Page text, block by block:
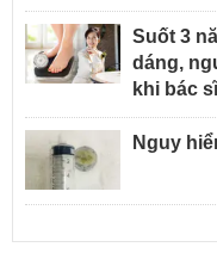
Suốt 3
dáng,
khi bác
Nguy